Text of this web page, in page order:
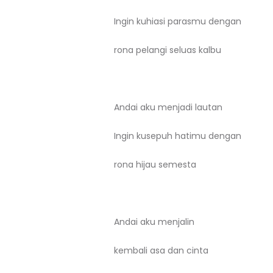
Ingin kuhiasi parasmu dengan
rona pelangi seluas kalbu
Andai aku menjadi lautan
Ingin kusepuh hatimu dengan
rona hijau semesta
Andai aku menjalin
kembali asa dan cinta